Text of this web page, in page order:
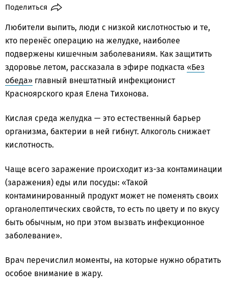
Поделиться
Любители выпить, люди с низкой кислотностью и те,
кто перенёс операцию на желудке, наиболее
подвержены кишечным заболеваниям. Как защитить
здоровье летом, рассказала в эфире подкаста «Без
обеда» главный внештатный инфекционист
Красноярского края Елена Тихонова.
Кислая среда желудка — это естественный барьер
организма, бактерии в ней гибнут. Алкоголь снижает
кислотность.
Чаще всего заражение происходит из-за контаминации
(заражения) еды или посуды: «Такой
контаминированный продукт может не поменять своих
органолептических свойств, то есть по цвету и по вкусу
быть обычным, но при этом вызвать инфекционное
заболевание».
Врач перечислил моменты, на которые нужно обратить
особое внимание в жару.